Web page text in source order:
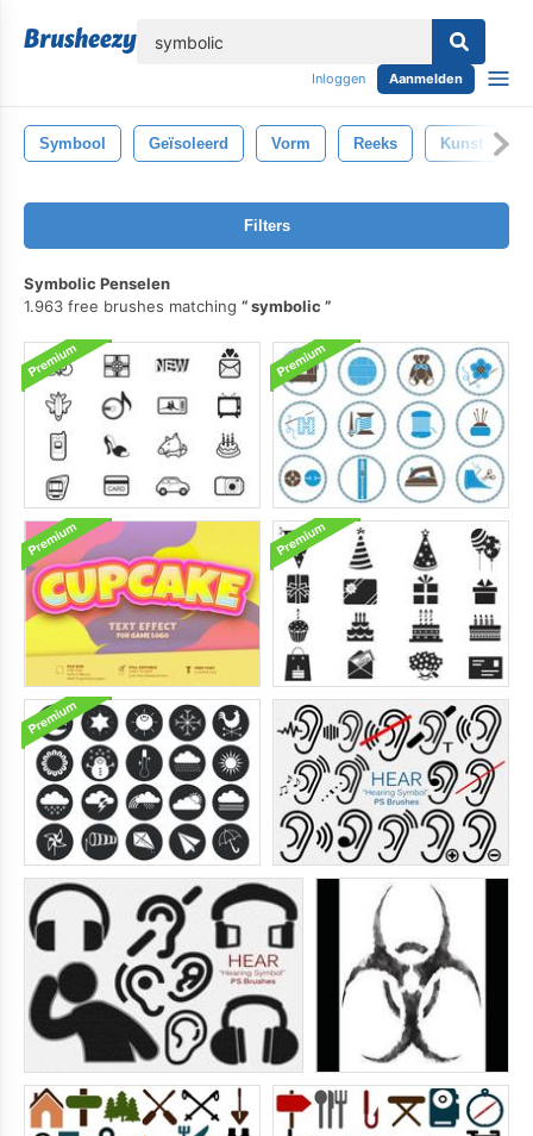
Inloggen Aanmelden
Symbool Geïsoleerd Vorm Reeks Kunst
Filters
Symbolic Penselen
1.963 free brushes matching
symbolic